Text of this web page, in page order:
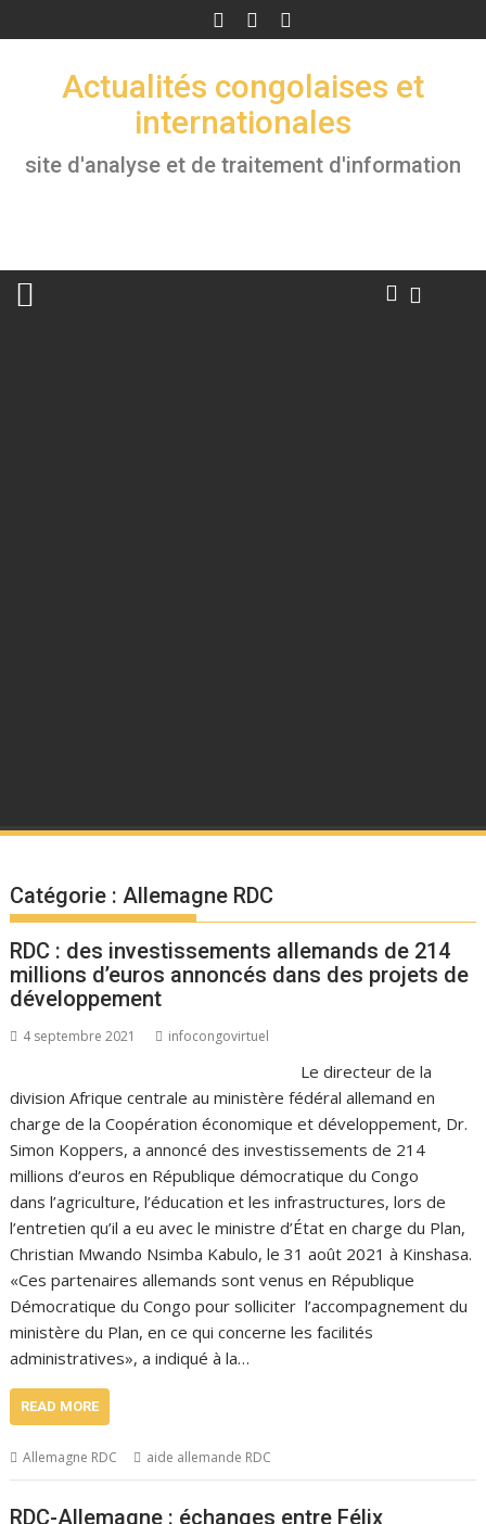
to
Actualités congolaises et
internationales
site d'analyse et de traitement d'information
Catégorie :Allemagne RDC
RDC : des investissements allemands de 214
millions d’euros annoncés dans des projets de
développement
4 septembre 2021 infocongovirtuel
Le directeur de la
division Afrique centrale au ministère fédéral allemand en
charge de la Coopération économique et développement, Dr.
Simon Koppers, a annoncé des investissements de 214
millions d’euros en République démocratique du Congo
dans l’agriculture, l’éducation et les infrastructures, lors de
l’entretien qu’il a eu avec le ministre d’État en charge du Plan,
Christian Mwando Nsimba Kabulo, le 31 août 2021 à Kinshasa.
«Ces partenaires allemands sont venus en République
Démocratique du Congo pour solliciter l’accompagnement du
ministère du Plan, en ce qui concerne les facilités
administratives», a indiqué à la…
READ MORE
Allemagne RDC aide allemande RDC
RDC-Allemagne : échanges entre Félix